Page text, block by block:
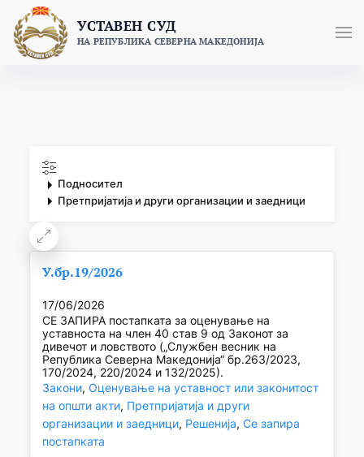
content
УСТАВЕН СУД
НА РЕПУБЛИКА СЕВЕРНА МАКЕДОНИЈА
Подносител
Претпријатија и други организации и заедници
У.бр.19/2026
17/06/2026
СЕ ЗАПИРА постапката за оценување на
уставноста на член 40 став 9 од Законот за
дивечот и ловството („Службен весник на
Република Северна Македонија“ бр.263/2023,
170/2024, 220/2024 и 132/2025).
Закони, Оценување на уставност или законитост
на општи акти, Претпријатија и други
организации и заедници, Решенија, Се запира
постапката